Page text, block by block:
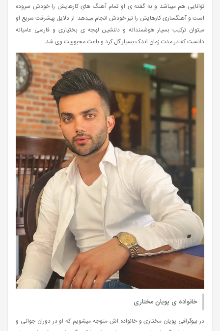
توانایی هم میباشد و به گفته ی او تمام آهنگ های کارهایش را خودش سروده
است و آهنگسازی کارهایش را نیز خودش انجام میدهد. از دلایل پیشرفت سریع او
میتوان ترکیب بسیار هوشمندانه و دلنشین لهجه ی بختیاری و فارسی عامیانه
دانست که در مدت زمان اندک بسیار گل کرد و باعث محبوبیت وی شد.
خانواده ی پویان مختاری
در بیوگرافی پویان مختاری و خانواده اش متوجه میشویم که او در دوران جوانی و